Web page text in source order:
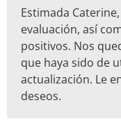
Estimada
evaluación, así
positivos. Nos
que haya sido de
actualización. Le
deseos.